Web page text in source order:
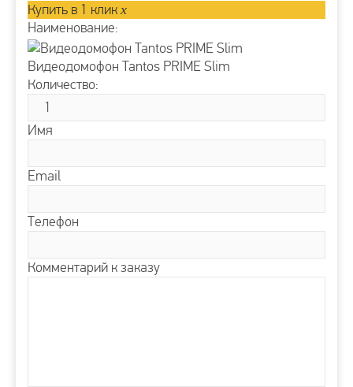
Купить в 1 клик x
Наименование:
Видеодомофон Tantos PRIME Slim
Количество:
Имя
Email
Телефон
Комментарий к заказу